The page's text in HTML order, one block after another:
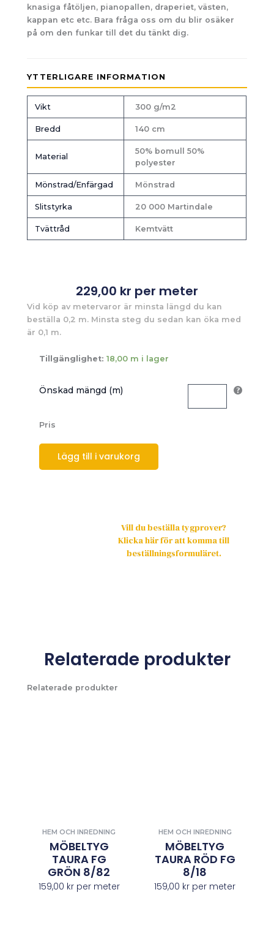
knasiga fåtöljen, pianopallen, draperiet, västen,
kappan etc etc. Bara fråga oss om du blir osäker
på om den funkar till det du tänkt dig.
YTTERLIGARE INFORMATION
Vikt 300 g/m2
Bredd 140 cm
Material
50% bomull 50%
polyester
Mönstrad/Enfärgad Mönstrad
Slitstyrka 20 000 Martindale
Tvättråd Kemtvätt
229,00 kr per meter
Vid köp av metervaror är minsta längd du kan
beställa 0,2 m. Minsta steg du sedan kan öka med
är 0,1 m.
Tillgänglighet: 18,00 m i lager
Önskad mängd (m)
Pris
Lägg till i varukorg
Vill du beställa tygprover?
Klicka här för att komma till
beställningsformuläret.
Relaterade produkter
Relaterade produkter
HEM OCH INREDNING
MÖBELTYG
TAURA FG
GRÖN 8/82
159,00 krper meter
HEM OCH INREDNING
MÖBELTYG
TAURA RÖD FG
8/18
159,00 kr per meter